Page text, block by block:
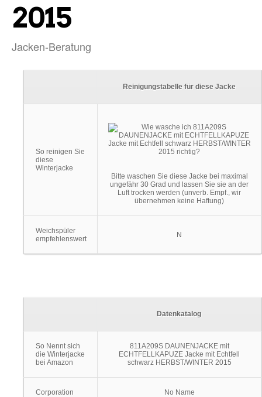
2015
Jacken-Beratung
Reinigungstabelle für diese Jacke
So reinigen Sie
diese
Winterjacke
Bitte waschen Sie diese Jacke bei maximal
ungefähr 30 Grad und lassen Sie sie an der
Luft trocken werden (unverb. Empf., wir
übernehmen keine Haftung)
Weichspüler
empfehlenswert
N
Datenkatalog
So Nennt sich
die Winterjacke
bei Amazon
811A209S DAUNENJACKE mit
ECHTFELLKAPUZE Jacke mit Echtfell
schwarz HERBST/WINTER 2015
Corporation No Name